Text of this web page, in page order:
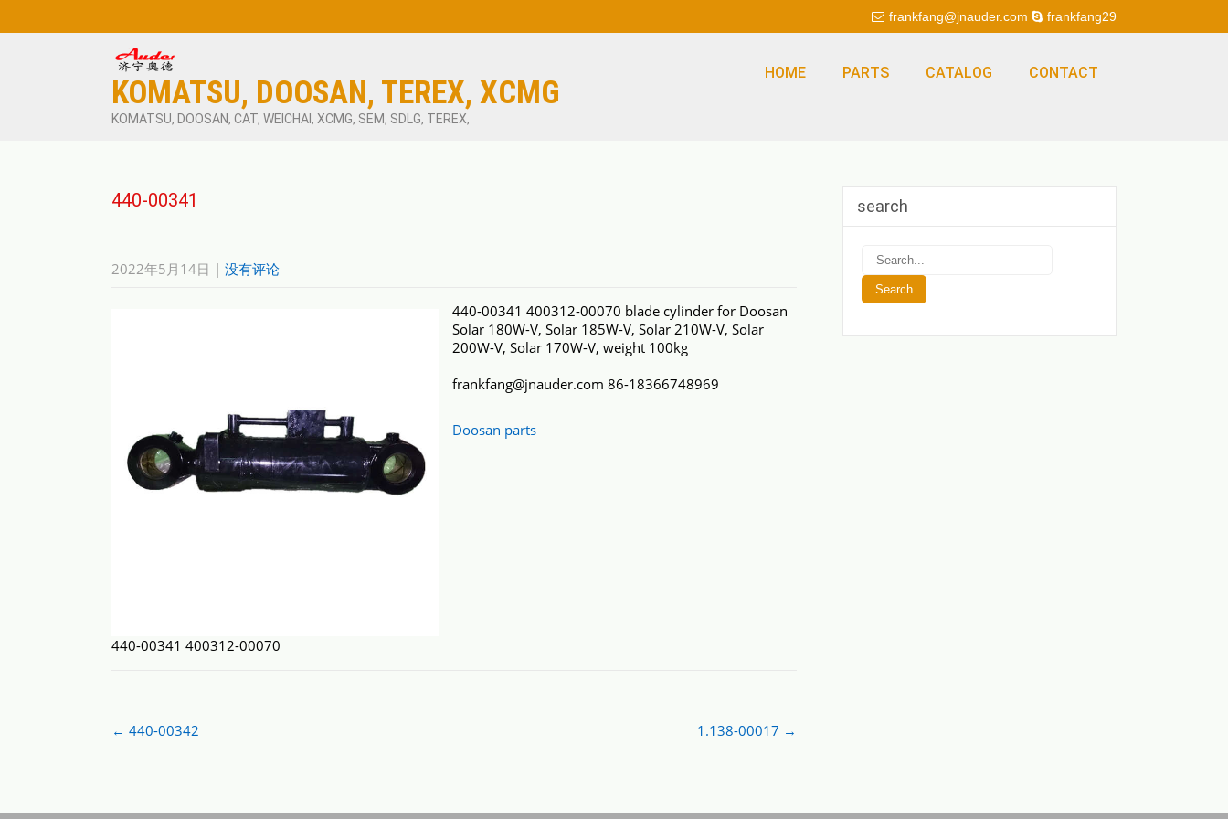
frankfang@jnauder.com frankfang29
KOMATSU, DOOSAN, TEREX, XCMG
KOMATSU, DOOSAN, CAT, WEICHAI, XCMG, SEM, SDLG, TEREX,
HOME PARTS CATALOG CONTACT
440-00341
2022年5月14日 | 没有评论
440-00341 400312-00070
440-00341 400312-00070 blade cylinder for Doosan
Solar 180W-V, Solar 185W-V, Solar 210W-V, Solar
200W-V, Solar 170W-V, weight 100kg
frankfang@jnauder.com 86-18366748969
Doosan parts
Post
navigation
← 440-00342 1.138-00017 →
search